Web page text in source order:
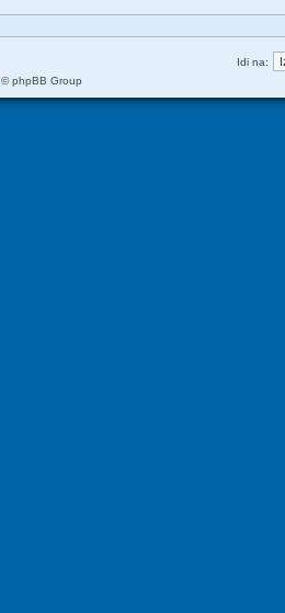
Idi na:
© phpBB Group